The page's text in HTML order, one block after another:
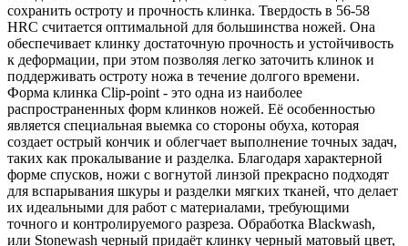
сохранить остроту и прочность клинка. Твердость в 56-58
HRC считается оптимальной для большинства ножей. Она
обеспечивает клинку достаточную прочность и устойчивость
к деформации, при этом позволяя легко заточить клинок и
поддерживать остроту ножа в течение долгого времени.
Форма клинка Clip-point - это одна из наиболее
распространенных форм клинков ножей. Её особенностью
является специальная выемка со стороны обуха, которая
создает острый кончик и облегчает выполнение точных задач,
таких как прокалывание и разделка. Благодаря характерной
форме спусков, ножи с вогнутой линзой прекрасно подходят
для вспарывания шкуры и разделки мягких тканей, что делает
их идеальными для работ с материалами, требующими
точного и контролируемого разреза. Обработка Blackwash,
или Stonewash черный придаёт клинку черный матовый цвет,